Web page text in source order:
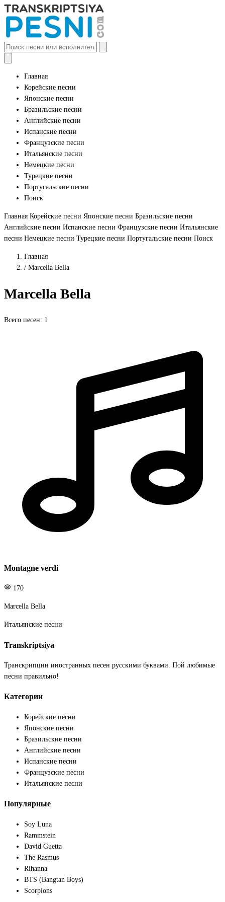
Главная
Корейские песни
Японские песни
Бразильские песни
Английские песни
Испанские песни
Французские песни
Итальянские песни
Немецкие песни
Турецкие песни
Португальские песни
Поиск
Главная Корейские песни Японские песни Бразильские песни
Английские песни Испанские песни Французские песни Итальянские
песни Немецкие песни Турецкие песни Португальские песни Поиск
Главная
/ Marcella Bella
Marcella Bella
Всего песен: 1
Montagne verdi
170
Marcella Bella
Итальянские песни
Transkriptsiya
Транскрипции иностранных песен русскими буквами. Пой любимые
песни правильно!
Категории
Корейские песни
Японские песни
Бразильские песни
Английские песни
Испанские песни
Французские песни
Итальянские песни
Популярные
Soy Luna
Rammstein
David Guetta
The Rasmus
Rihanna
BTS (Bangtan Boys)
Scorpions